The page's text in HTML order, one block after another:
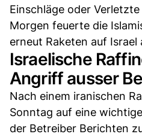
Einschläge oder
Morgen feuerte die
erneut Raketen auf Israel
Israelische
Angriff ausser
Nach einem iranischen
Sonntag auf eine
der Betreiber Berichten